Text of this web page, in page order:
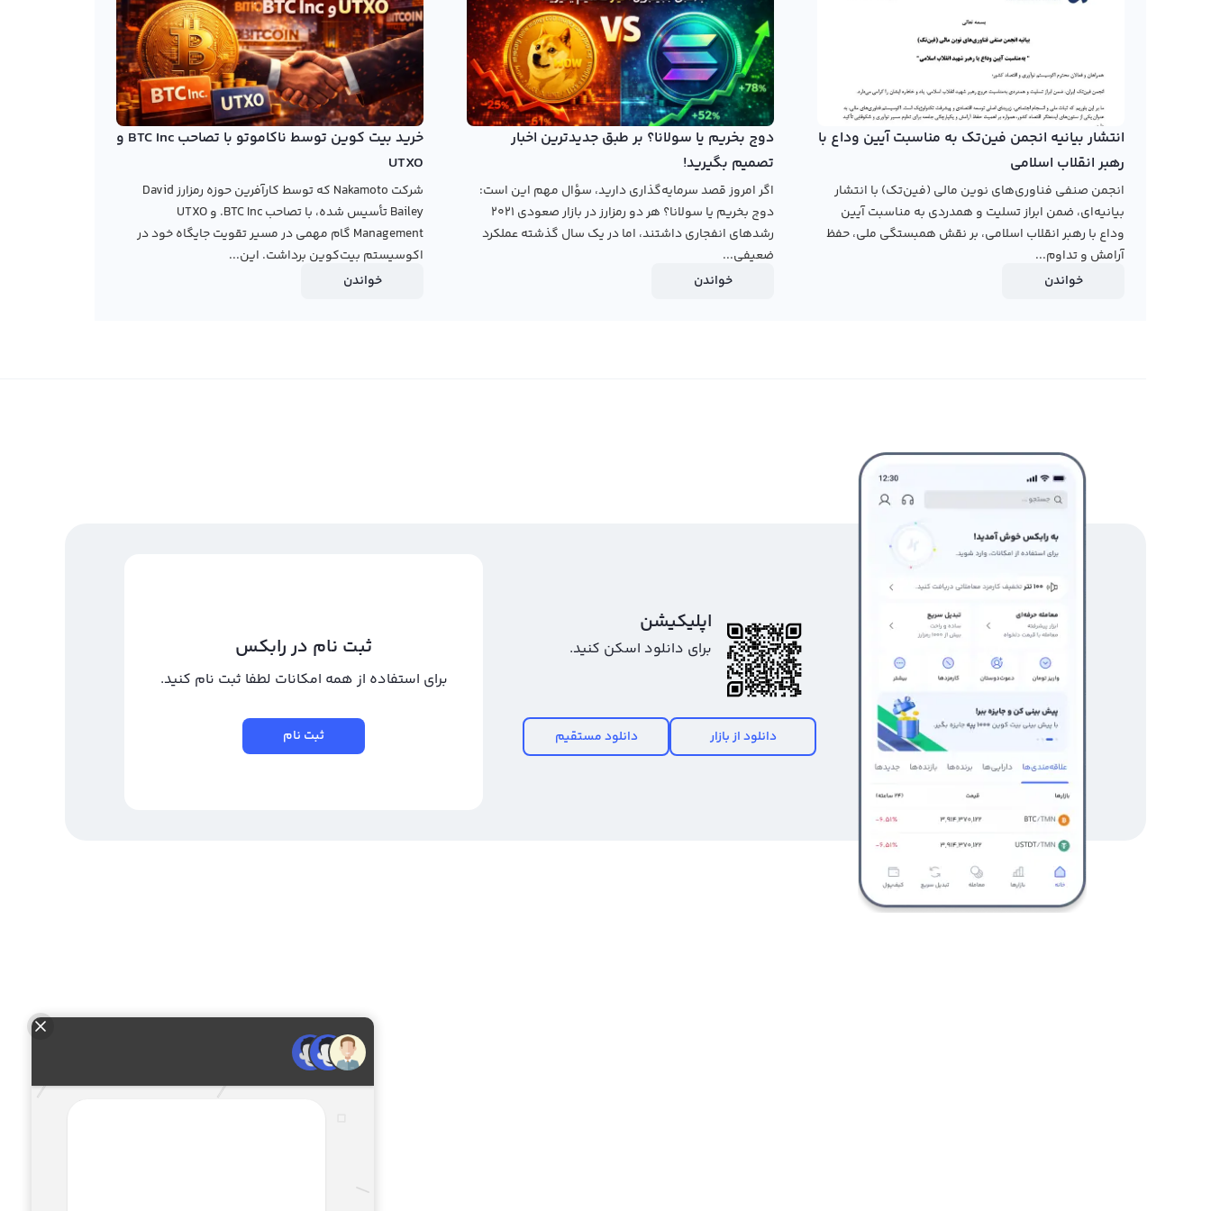
حرفه‌ای استفاده کنید. در پلتفرم تبدیل سریع شما می‌توانید با قیمت جهانی مریت سیرکل و در کمترین زمان ممکن مریت
سیرکل خود را به صرافی بفروشید یا آن را به دیگر ارزهای دیجیتال تبدیل کنید. در پنل معامله حرفه‌ای معامله شما با دیگر
کاربران انجام می‌شود و شما می‌توانید با قیمت دلخواه خود یا قیمت‌های موجود در بازار به خرید و فروش مریت سیرکل
بپردازید.
رابکس از خرید و فروش بیش از ۱۰۰۰ ارز دیجیتال پشتیبانی می‌کند. برای مشاهده قیمت رمز ارز مریت سیرکل، به صفحه
قیمت مریت سیرکلبروید.
انتشار بیانیه انجمن فین‌تک به مناسبت آیین وداع با
رهبر انقلاب اسلامی
انجمن صنفی فناوری‌های نوین مالی (فین‌تک) با انتشار
بیانیه‌ای، ضمن ابراز تسلیت و همدردی به مناسبت آیین
وداع با رهبر انقلاب اسلامی، بر نقش همبستگی ملی، حفظ
آرامش و تداوم...
خواندن
دوج بخریم یا سولانا؟ بر طبق جدیدترین اخبار
تصمیم بگیرید!
اگر امروز قصد سرمایه‌گذاری دارید، سؤال مهم این است:
دوج بخریم یا سولانا؟ هر دو رمزارز در بازار صعودی ۲۰۲۱
رشدهای انفجاری داشتند، اما در یک سال گذشته عملکرد
ضعیفی...
خواندن
خرید بیت کوین توسط ناکاموتو با تصاحب BTC Inc و
UTXO
شرکت Nakamoto که توسط کارآفرین حوزه رمزارز David
Bailey تأسیس شده، با تصاحب BTC Inc. و UTXO
Management گام مهمی در مسیر تقویت جایگاه خود در
اکوسیستم بیت‌کوین برداشت. این...
خواندن
اپلیکیشن
برای دانلود اسکن کنید.
دانلود از بازار دانلود مستقیم
ثبت نام در رابکس
برای استفاده از همه امکانات لطفا ثبت نام کنید.
ثبت نام